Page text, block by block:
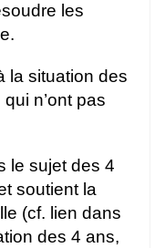
les
la situation des
n’ont pas
le sujet des 4
soutient la
(cf. lien dans
des 4 ans,